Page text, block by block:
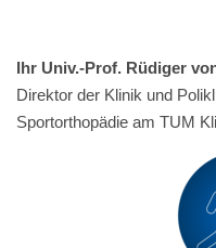
Ihr Univ.-Prof. Rüdiger
Direktor der Klinik und
Sportorthopädie am TUM